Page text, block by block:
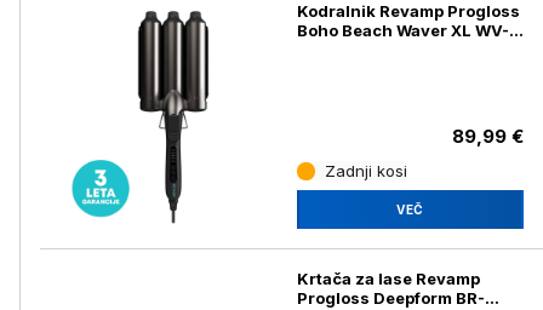
Kodralnik Revamp Progloss
Boho Beach Waver XL WV-
89,99 €
Zadnji kosi
VEČ
Krtača za lase Revamp
Progloss Deepform BR-